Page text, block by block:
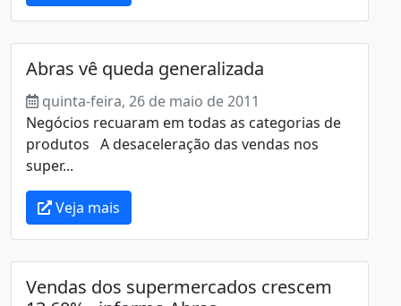
Abras vê queda generalizada
quinta-feira, 26 de maio de 2011
Negócios recuaram em todas as categorias de
produtos A desaceleração das vendas nos
super...
Veja mais
Vendas dos supermercados crescem